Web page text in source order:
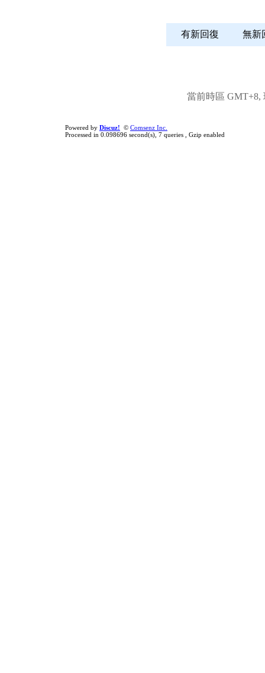
有新回復 無
當前時區 GMT+8,
Powered by Discuz! © Comsenz Inc.
Processed in 0.098696 second(s), 7 queries , Gzip enabled